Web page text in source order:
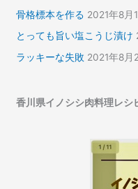
骨格標本を作る 2021年8月
とっても旨い塩こうじ漬け
ラッキーな失敗 2021年8月
香川県イノシシ肉料理レシ